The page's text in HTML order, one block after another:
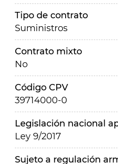
Tipo de contrato
Suministros
Contrato mixto
No
Código CPV
39714000-0
Legislación nacional
Ley 9/2017
Sujeto a regulación